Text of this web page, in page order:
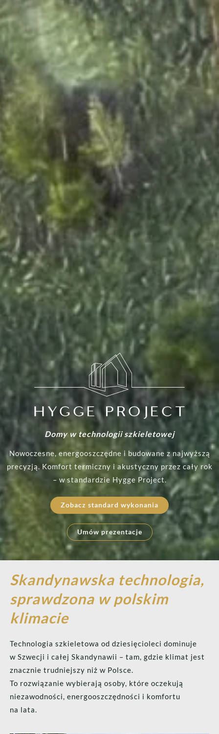
Domy w technologii szkieletowej
Nowoczesne, energooszczędne i budowane z najwyższą
precyzją. Komfort termiczny i akustyczny przez cały rok
– w standardzie Hygge Project.
Zobacz standard wykonania
Umów prezentacje
Skandynawska technologia,
sprawdzona w polskim
klimacie
Technologia szkieletowa od dziesięcioleci dominuje
w Szwecji i całej Skandynawii – tam, gdzie klimat jest
znacznie trudniejszy niż w Polsce.
To rozwiązanie wybierają osoby, które oczekują
niezawodności, energooszczędności i komfortu
na lata.